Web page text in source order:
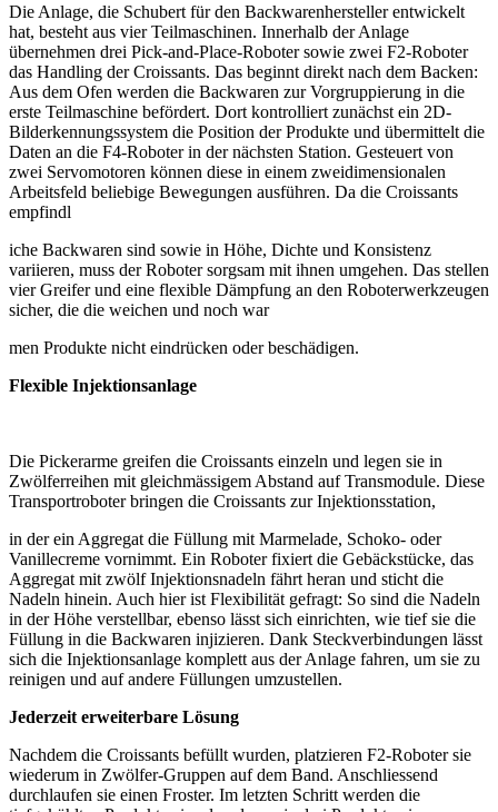
Die Anlage, die Schubert für den Backwarenhersteller entwickelt
hat, besteht aus vier Teilmaschinen. Innerhalb der Anlage
übernehmen drei Pick-and-Place-Roboter sowie zwei F2-Roboter
das Handling der Croissants. Das beginnt direkt nach dem Backen:
Aus dem Ofen werden die Backwaren zur Vorgruppierung in die
erste Teilmaschine befördert. Dort kontrolliert zunächst ein 2D-
Bilderkennungssystem die Position der Produkte und übermittelt die
Daten an die F4-Roboter in der nächsten Station. Gesteuert von
zwei Servomotoren können diese in einem zweidimensionalen
Arbeitsfeld beliebige Bewegungen ausführen. Da die Croissants
empfindl
iche Backwaren sind sowie in Höhe, Dichte und Konsistenz
variieren, muss der Roboter sorgsam mit ihnen umgehen. Das stellen
vier Greifer und eine flexible Dämpfung an den Roboterwerkzeugen
sicher, die die weichen und noch war
men Produkte nicht eindrücken oder beschädigen.
Flexible Injektionsanlage
Die Pickerarme greifen die Croissants einzeln und legen sie in
Zwölferreihen mit gleichmässigem Abstand auf Transmodule. Diese
Transportroboter bringen die Croissants zur Injektionsstation,
in der ein Aggregat die Füllung mit Marmelade, Schoko- oder
Vanillecreme vornimmt. Ein Roboter fixiert die Gebäckstücke, das
Aggregat mit zwölf Injektionsnadeln fährt heran und sticht die
Nadeln hinein. Auch hier ist Flexibilität gefragt: So sind die Nadeln
in der Höhe verstellbar, ebenso lässt sich einrichten, wie tief sie die
Füllung in die Backwaren injizieren. Dank Steckverbindungen lässt
sich die Injektionsanlage komplett aus der Anlage fahren, um sie zu
reinigen und auf andere Füllungen umzustellen.
Jederzeit erweiterbare Lösung
Nachdem die Croissants befüllt wurden, platzieren F2-Roboter sie
wiederum in Zwölfer-Gruppen auf dem Band. Anschliessend
durchlaufen sie einen Froster. Im letzten Schritt werden die